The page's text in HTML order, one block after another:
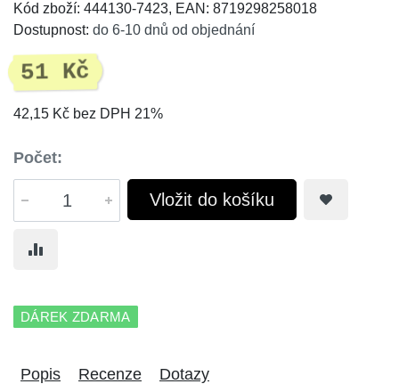
Kód zboží: 444130-7423, EAN: 8719298258018
Dostupnost: do 6-10 dnů od objednání
51 Kč
42,15 Kč bez DPH 21%
Počet:
Vložit do košíku
DÁREK ZDARMA
Popis Recenze Dotazy